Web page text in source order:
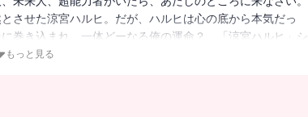
させた涼宮ハルヒ。だが、ハルヒは心の底から本気だっ
巻き込まれ、一体どーなる俺の運命？ 「涼宮ハルヒ」シ
もっと見る